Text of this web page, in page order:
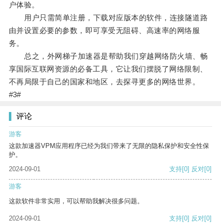
户体验。
用户只需简单注册，下载对应版本的软件，连接隧道路
由并设置必要的参数，即可享受无阻碍、高速率的网络服
务。
总之，外网梯子加速器是帮助我们穿越网络防火墙、畅
享国际互联网资源的必备工具，它让我们摆脱了网络限制、
不再局限于自己的国家和地区，去探寻更多的网络世界。
#3#
评论
游客
这款加速器VPM应用程序已经为我们带来了无限的隐私保护和安全性保
护。
2024-09-01
支持[0] 反对[0]
游客
这款软件非常实用，可以帮助我解决很多问题。
2024-09-01 支持[0] 反对[0]